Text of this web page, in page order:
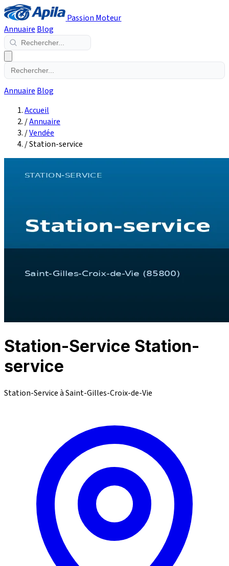
Passion Moteur
Annuaire Blog
Annuaire Blog
Accueil
/Annuaire
/Vendée
/Station-service
Station-Service Station-
service
Station-Service à Saint-Gilles-Croix-de-Vie